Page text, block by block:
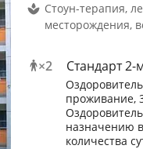
Стоун-терапия,
месторождения,
×2 Стандарт 2-
проживание,
назначению
количества